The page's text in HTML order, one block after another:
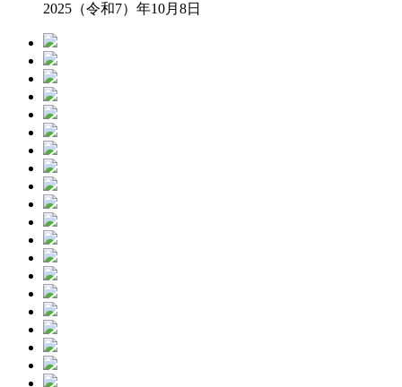
2025（令和7）年10月8日